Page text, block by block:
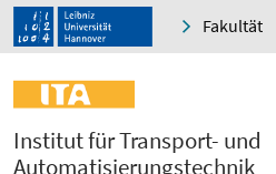
Fakultät
Institut für Transport- und
Automatisierungstechnik